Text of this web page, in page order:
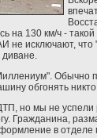
на 130 км/ч -
исключают, что
диване.
Обычно
обгонять
но мы не успели
Гражданина,
в отделе